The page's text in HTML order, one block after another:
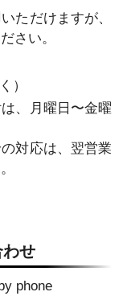
ただけますが、
さい。
）
、⽉曜⽇〜⾦曜
対応は、翌営業
わせ
phone